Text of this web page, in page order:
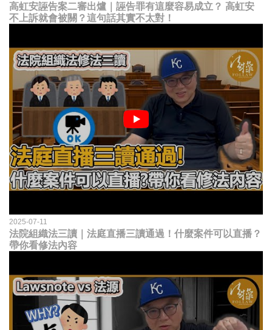
高虹安誣告案二審出爐｜誣告罪有這麼容易成立？ 高虹安
不上訴就會被關？這句話其實不太對！
2025-07-11
法院組織法三讀｜法庭直播三讀通過！什麼案件可以直播？
帶你看修法內容